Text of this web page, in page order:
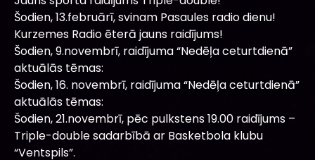
Šodien, 13.februārī, svinam Pasaules radio dienu!
Kurzemes Radio ēterā jauns raidījums!
Šodien, 9.novembrī, raidījuma “Nedēļa ceturtdienā”
aktuālās tēmas:
Šodien, 16. novembrī, raidījuma “Nedēļa ceturtdienā”
aktuālās tēmas:
Šodien, 21.novembrī, pēc pulkstens 19.00 raidījums –
Triple-double sadarbībā ar Basketbola klubu
“Ventspils”.